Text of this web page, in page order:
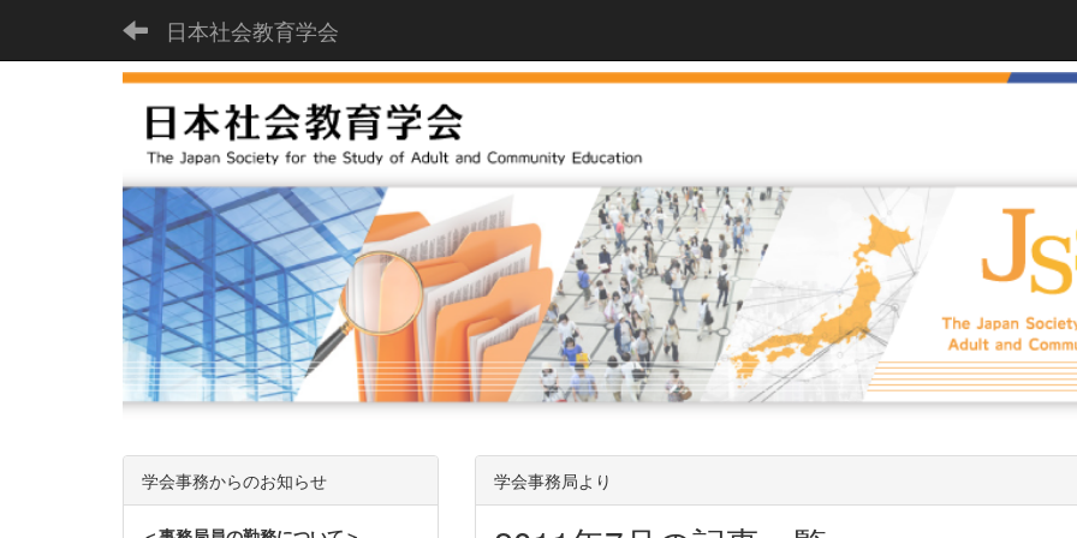
日本社会教育学会
学会事務局より
学会事務からのお知らせ